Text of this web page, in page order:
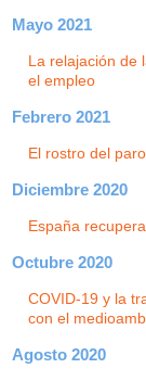
Mayo 2021
La relajación de
el empleo
Febrero 2021
El rostro del paro
Diciembre 2020
España
Octubre 2020
COVID-19 y la
con el
Agosto 2020